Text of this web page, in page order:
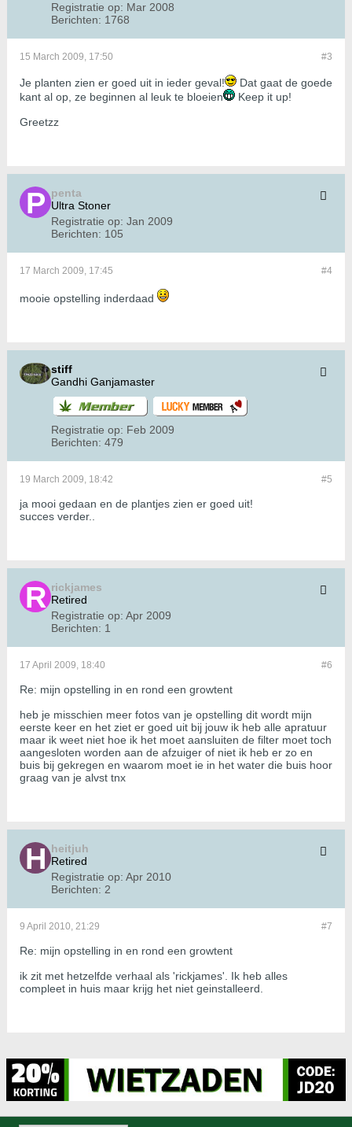
Registratie op: Mar 2008
Berichten: 1768
#3
15 March 2009, 17:50
Je planten zien er goed uit in ieder geval!
Dat gaat de goede
kant al op, ze beginnen al leuk te bloeien
Keep it up!
Greetzz
penta
Ultra Stoner
Registratie op: Jan 2009
Berichten: 105
#4
17 March 2009, 17:45
mooie opstelling inderdaad
stiff
Gandhi Ganjamaster
Registratie op: Feb 2009
Berichten: 479
#5
19 March 2009, 18:42
ja mooi gedaan en de plantjes zien er goed uit!
succes verder..
rickjames
Retired
Registratie op: Apr 2009
Berichten: 1
#6
17 April 2009, 18:40
Re: mijn opstelling in en rond een growtent
heb je misschien meer fotos van je opstelling dit wordt mijn
eerste keer en het ziet er goed uit bij jouw ik heb alle apratuur
maar ik weet niet hoe ik het moet aansluiten de filter moet toch
aangesloten worden aan de afzuiger of niet ik heb er zo en
buis bij gekregen en waarom moet ie in het water die buis hoor
graag van je alvst tnx
heitjuh
Retired
Registratie op: Apr 2010
Berichten: 2
#7
9 April 2010, 21:29
Re: mijn opstelling in en rond een growtent
ik zit met hetzelfde verhaal als 'rickjames'. Ik heb alles
compleet in huis maar krijg het niet geinstalleerd.